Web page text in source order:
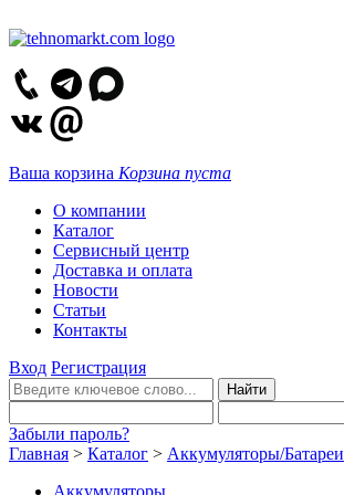
Ваша корзина Корзина пуста
О компании
Каталог
Сервисный центр
Доставка и оплата
Новости
Статьи
Контакты
Вход Регистрация
Забыли пароль?
Главная > Каталог > Аккумуляторы/Батареи
Аккумуляторы